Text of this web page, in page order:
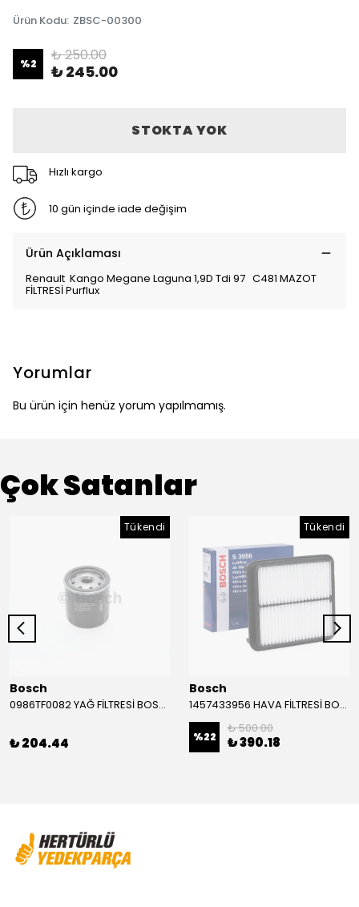
Ürün Kodu: ZBSC-00300
%2 ₺ 250.00
₺ 245.00
STOKTA YOK
Hızlı kargo
10 gün içinde iade değişim
Ürün Açıklaması
Renault Kango Megane Laguna 1,9D Tdi 97 C481 MAZOT
FİLTRESİ Purflux
Yorumlar
Bu ürün için henüz yorum yapılmamış.
Çok Satanlar
Tükendi
Bosch
0986TF0082 YAĞ FİLTRESİ BOSCH
₺ 204.44
Tükendi
Bosch
1457433956 HAVA FİLTRESİ BOSCH
%22
₺ 500.00
₺ 390.18